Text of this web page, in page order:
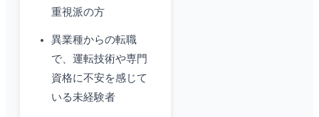
重視派の方
異業種からの転職
で、運転技術や専門
資格に不安を感じて
いる未経験者